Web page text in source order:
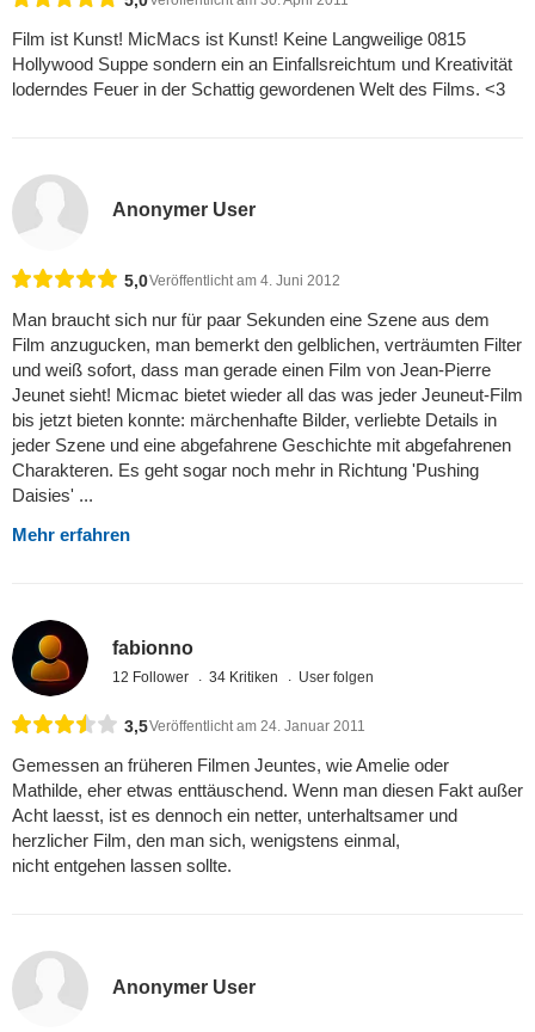
Film ist Kunst! MicMacs ist Kunst! Keine Langweilige 0815
Hollywood Suppe sondern ein an Einfallsreichtum und Kreativität
loderndes Feuer in der Schattig gewordenen Welt des Films. <3
Anonymer User
5,0Veröffentlicht am 4. Juni 2012
Man braucht sich nur für paar Sekunden eine Szene aus dem
Film anzugucken, man bemerkt den gelblichen, verträumten Filter
und weiß sofort, dass man gerade einen Film von Jean-Pierre
Jeunet sieht! Micmac bietet wieder all das was jeder Jeuneut-Film
bis jetzt bieten konnte: märchenhafte Bilder, verliebte Details in
jeder Szene und eine abgefahrene Geschichte mit abgefahrenen
Charakteren. Es geht sogar noch mehr in Richtung 'Pushing
Daisies' ...
Mehr erfahren
fabionno
12 Follower 34 Kritiken User folgen
3,5Veröffentlicht am 24. Januar 2011
Gemessen an früheren Filmen Jeuntes, wie Amelie oder
Mathilde, eher etwas enttäuschend. Wenn man diesen Fakt außer
Acht laesst, ist es dennoch ein netter, unterhaltsamer und
herzlicher Film, den man sich, wenigstens einmal,
nicht entgehen lassen sollte.
Anonymer User